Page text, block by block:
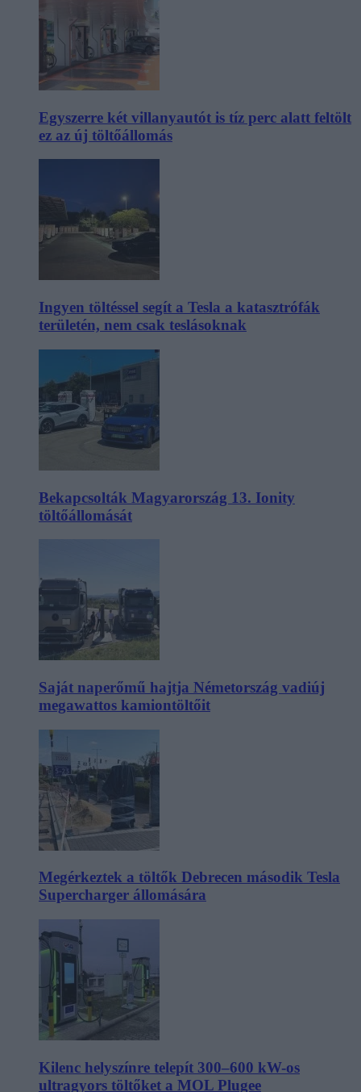
Egyszerre két villanyautót is tíz perc alatt feltölt
ez az új töltőállomás
Ingyen töltéssel segít a Tesla a katasztrófák
területén, nem csak teslásoknak
Bekapcsolták Magyarország 13. Ionity
töltőállomását
Saját naperőmű hajtja Németország vadiúj
megawattos kamiontöltőit
Megérkeztek a töltők Debrecen második Tesla
Supercharger állomására
Kilenc helyszínre telepít 300–600 kW-os
ultragyors töltőket a MOL Plugee